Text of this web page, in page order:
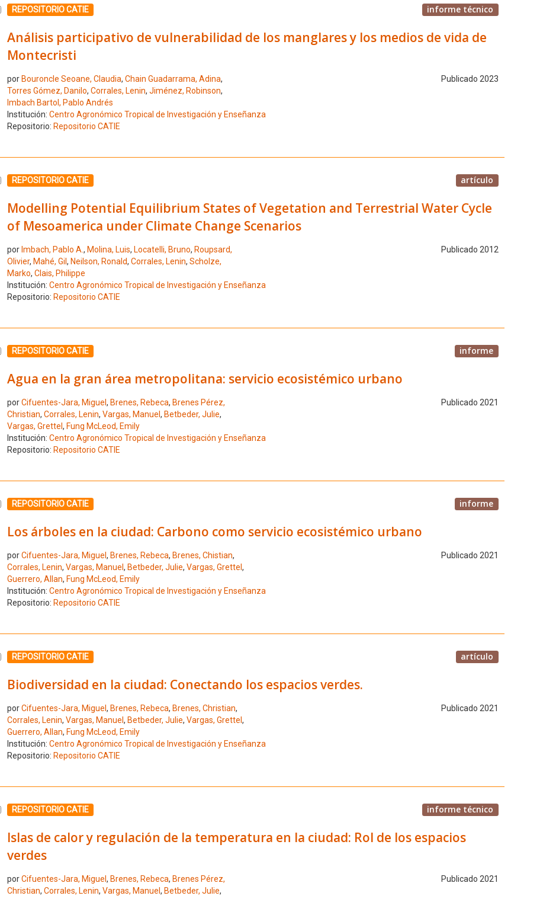
Seleccione el número de resultado 7
REPOSITORIO CATIE informe técnico
Análisis participativo de vulnerabilidad de los manglares y los medios de vida de
Montecristi
por Bouroncle Seoane, Claudia, Chain Guadarrama, Adina,
Torres Gómez, Danilo, Corrales, Lenin, Jiménez, Robinson,
Imbach Bartol, Pablo Andrés
Publicado 2023
Institución: Centro Agronómico Tropical de Investigación y Enseñanza
Repositorio: Repositorio CATIE
Seleccione el número de resultado 8
REPOSITORIO CATIE artículo
Modelling Potential Equilibrium States of Vegetation and Terrestrial Water Cycle
of Mesoamerica under Climate Change Scenarios
por Imbach, Pablo A., Molina, Luis, Locatelli, Bruno, Roupsard,
Olivier, Mahé, Gil , Neilson, Ronald, Corrales, Lenin, Scholze,
Marko, Clais, Philippe
Publicado 2012
Institución: Centro Agronómico Tropical de Investigación y Enseñanza
Repositorio: Repositorio CATIE
Seleccione el número de resultado 9
REPOSITORIO CATIE informe
Agua en la gran área metropolitana: servicio ecosistémico urbano
porCifuentes-Jara, Miguel , Brenes, Rebeca, Brenes Pérez,
Christian, Corrales, Lenin, Vargas, Manuel , Betbeder, Julie,
Vargas, Grettel , Fung McLeod, Emily
Publicado 2021
Institución: Centro Agronómico Tropical de Investigación y Enseñanza
Repositorio: Repositorio CATIE
Seleccione el número de resultado 10
REPOSITORIO CATIE informe
Los árboles en la ciudad: Carbono como servicio ecosistémico urbano
porCifuentes-Jara, Miguel , Brenes, Rebeca, Brenes, Chistian,
Corrales, Lenin, Vargas, Manuel , Betbeder, Julie, Vargas, Grettel ,
Guerrero, Allan, Fung McLeod, Emily
Publicado 2021
Institución: Centro Agronómico Tropical de Investigación y Enseñanza
Repositorio: Repositorio CATIE
Seleccione el número de resultado 11
REPOSITORIO CATIE artículo
Biodiversidad en la ciudad: Conectando los espacios verdes.
porCifuentes-Jara, Miguel , Brenes, Rebeca, Brenes, Christian,
Corrales, Lenin, Vargas, Manuel , Betbeder, Julie, Vargas, Grettel ,
Guerrero, Allan, Fung McLeod, Emily
Publicado 2021
Institución: Centro Agronómico Tropical de Investigación y Enseñanza
Repositorio: Repositorio CATIE
Seleccione el número de resultado 12
REPOSITORIO CATIE informe técnico
Islas de calor y regulación de la temperatura en la ciudad: Rol de los espacios
verdes
porCifuentes-Jara, Miguel , Brenes, Rebeca, Brenes Pérez,
Christian, Corrales, Lenin, Vargas, Manuel , Betbeder, Julie,
Publicado 2021